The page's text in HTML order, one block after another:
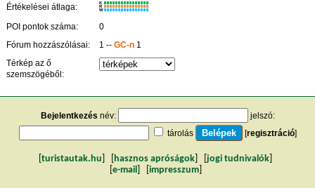
Értékelései átlaga:
K
R
W
POI pontok száma:
0
Fórum hozzászólásai:
1 --GC-n 1
Térkép az ő
szemszögéből:
Bejelentkezés név:
jelszó:
tárolás
[regisztráció]
turistautak.hu hasznos apróságok jogi tudnivalók
e-mail impresszum]